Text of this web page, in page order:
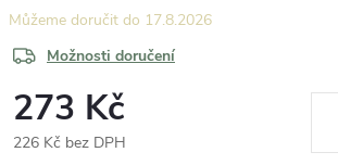
17.8.2026
Možnosti doručení
273 Kč
226 Kč bez DPH